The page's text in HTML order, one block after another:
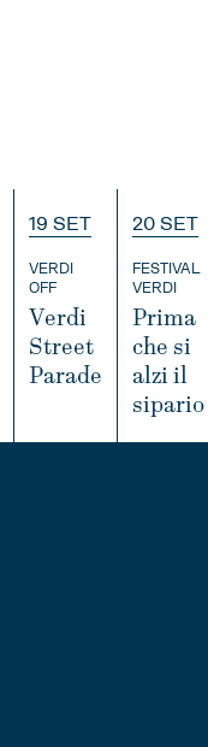
19 SET
VERDI
OFF
Verdi
Street
Parade
I
20 SET
FESTIVAL
VERDI
Prima
che si
alzi il
sipario